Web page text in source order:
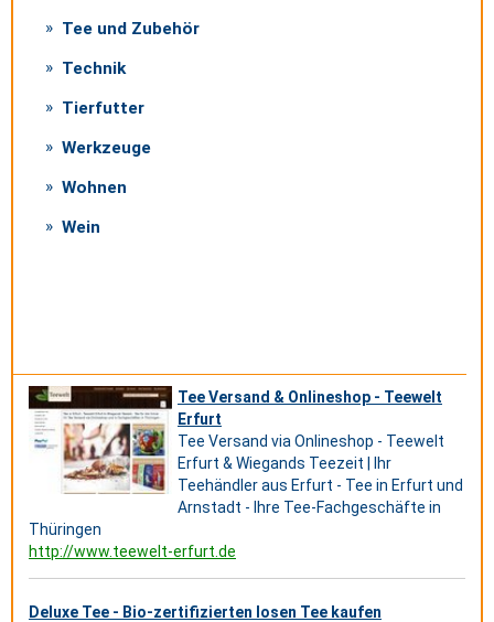
Tee und Zubehör
Technik
Tierfutter
Werkzeuge
Wohnen
Wein
Tee Versand & Onlineshop - Teewelt
Erfurt
Tee Versand via Onlineshop - Teewelt
Erfurt & Wiegands Teezeit | Ihr
Teehändler aus Erfurt - Tee in Erfurt und
Arnstadt - Ihre Tee-Fachgeschäfte in
Thüringen
http://www.teewelt-erfurt.de
Deluxe Tee - Bio-zertifizierten losen Tee kaufen